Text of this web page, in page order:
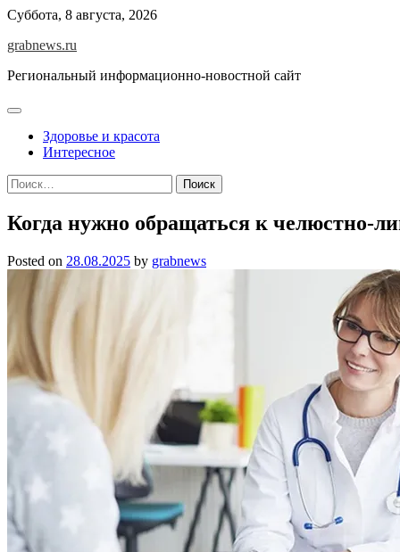
Skip
content
Суббота, 8 августа, 2026
grabnews.ru
Региональный информационно-новостной сайт
Здоровье и красота
Интересное
Найти:
Когда нужно обращаться к челюстно-
Posted on 28.08.2025 by grabnews